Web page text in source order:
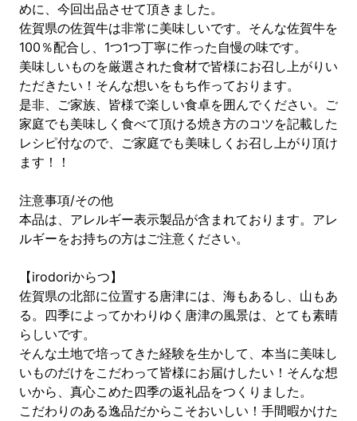
めに、今回出品させて頂きました。
佐賀県の佐賀牛は非常に美味しいです。そんな佐賀牛を
100％配合し、1つ1つ丁寧に作った自慢の味です。
美味しいものを厳選された食材で皆様にお召し上がりい
ただきたい！そんな想いをもち作っております。
是非、ご家族、皆様で楽しい食卓を囲んでください。ご
家庭でも美味しく食べて頂ける焼き方のコツを記載した
レシピ付なので、ご家庭でも美味しくお召し上がり頂け
ます！！
注意事項/その他
本品は、アレルギー表示製品が含まれております。アレ
ルギーをお持ちの方はご注意ください。
【irodoriからつ】
佐賀県の北部に位置する唐津には、海もあるし、山もあ
る。四季によってかわりゆく唐津の風景は、とても素晴
らしいです。
そんな土地で培ってきた経験を生かして、本当に美味し
いものだけをこだわって皆様にお届けしたい！そんな想
いから、真心こめた四季の返礼品をつくりました。
こだわりのある逸品だからこそおいしい！手間暇かけた